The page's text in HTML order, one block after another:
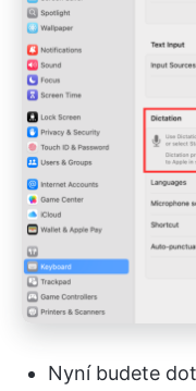
Nyní budete